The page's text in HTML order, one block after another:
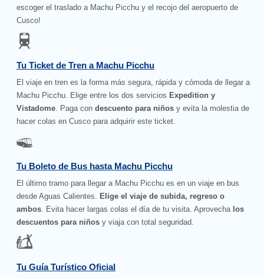
escoger el traslado a Machu Picchu y el recojo del aeropuerto de
Cusco!
Tu Ticket de Tren a Machu Picchu
El viaje en tren es la forma más segura, rápida y cómoda de llegar a
Machu Picchu. Elige entre los dos servicios Expedition y
Vistadome . Paga condescuento para niños y evita la molestia de
hacer colas en Cusco para adquirir este ticket.
Tu Boleto de Bus hasta Machu Picchu
El último tramo para llegar a Machu Picchu es en un viaje en bus
desde Aguas Calientes. Elige el viaje de subida, regreso o
ambos . Evita hacer largas colas el día de tu visita. Aprovecha los
descuentos para niños y viaja con total seguridad.
Tu Guía Turístico Oficial